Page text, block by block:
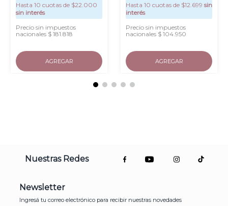
Hasta 10 cuotas de $22.000
sin interés
Precio sin impuestos
nacionales $ 181.818
AGREGAR
Hasta 10 cuotas de $12.699 sin
interés
Precio sin impuestos
nacionales $ 104.950
AGREGAR
Nuestras Redes
Newsletter
Ingresá tu correo electrónico para recibir nuestras novedades